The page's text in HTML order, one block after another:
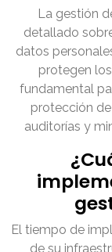
La gestión
detallado
datos
protegen
fundamental
protección
auditorías y
El tiempo de
de su